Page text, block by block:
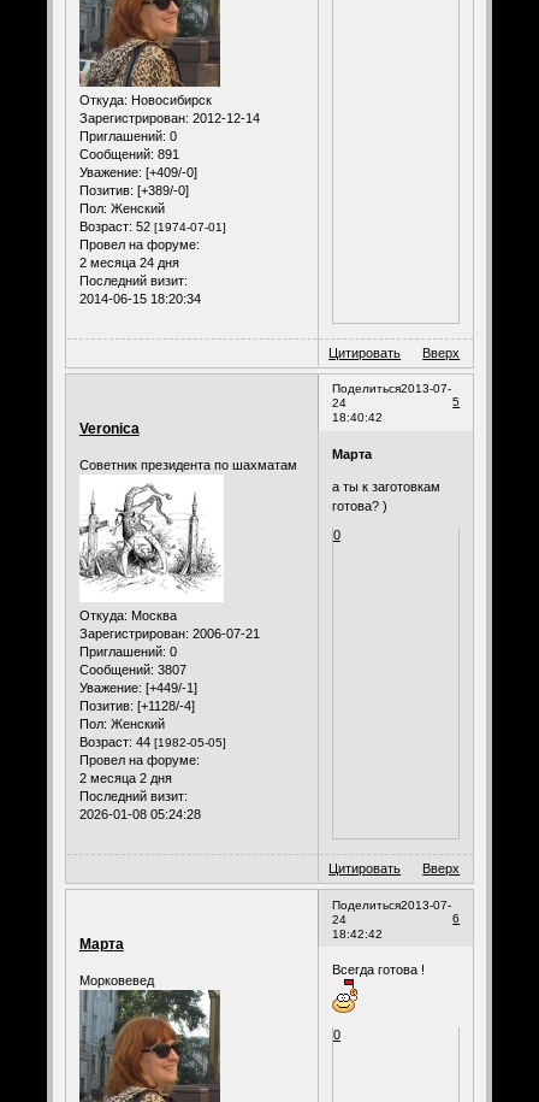
Откуда: Новосибирск
Зарегистрирован: 2012-12-14
Приглашений: 0
Сообщений: 891
Уважение: [+409/-0]
Позитив: [+389/-0]
Пол: Женский
Возраст: 52 [1974-07-01]
Провел на форуме:
2 месяца 24 дня
Последний визит:
2014-06-15 18:20:34
Цитировать Вверх
Поделиться
5
2013-07-
24
18:40:42
Veronica
Советник президента по шахматам
Откуда: Москва
Зарегистрирован: 2006-07-21
Приглашений: 0
Сообщений: 3807
Уважение: [+449/-1]
Позитив: [+1128/-4]
Пол: Женский
Возраст: 44 [1982-05-05]
Провел на форуме:
2 месяца 2 дня
Последний визит:
2026-01-08 05:24:28
Марта
а ты к заготовкам
готова? )
0
Цитировать Вверх
Поделиться
6
2013-07-
24
18:42:42
Марта
Морковевед
Всегда готова !
0